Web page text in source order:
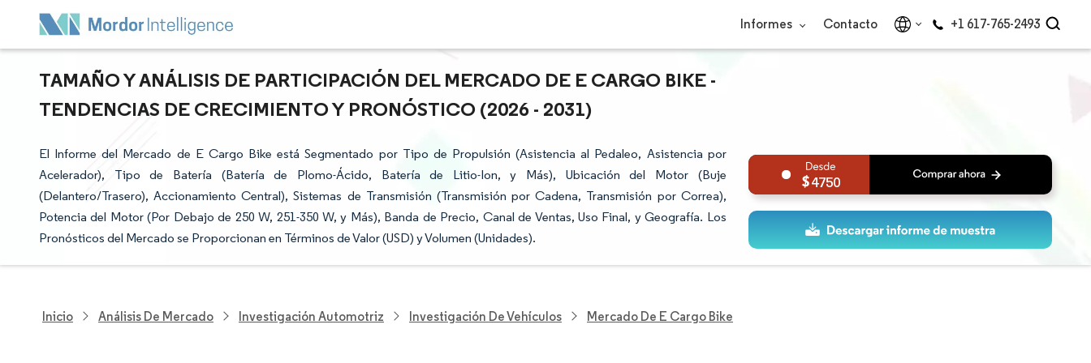
Informes Contacto +1 617-765-2493
TAMAÑO Y ANÁLISIS DE PARTICIPACIÓN DEL MERCADO DE E CARGO BIKE -
TENDENCIAS DE CRECIMIENTO Y PRONÓSTICO (2026 - 2031)
El Informe del Mercado de E Cargo Bike está Segmentado por Tipo de Propulsión (Asistencia al Pedaleo, Asistencia por
Acelerador), Tipo de Batería (Batería de Plomo-Ácido, Batería de Litio-Ion, y Más), Ubicación del Motor (Buje
(Delantero/Trasero), Accionamiento Central), Sistemas de Transmisión (Transmisión por Cadena, Transmisión por Correa),
Potencia del Motor (Por Debajo de 250 W, 251-350 W, y Más), Banda de Precio, Canal de Ventas, Uso Final, y Geografía. Los
Pronósticos del Mercado se Proporcionan en Términos de Valor (USD) y Volumen (Unidades).
4750
Inicio Análisis De Mercado Investigación Automotriz Investigación De Vehículos Mercado De E Cargo Bike